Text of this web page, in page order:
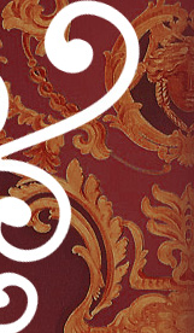
geschlossener Gesellschaft+++